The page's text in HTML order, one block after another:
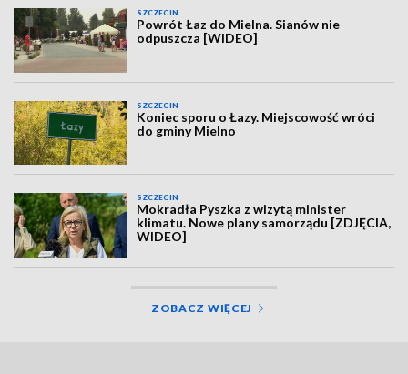
SZCZECIN
Powrót Łaz do Mielna. Sianów nie
odpuszcza [WIDEO]
SZCZECIN
Koniec sporu o Łazy. Miejscowość wróci
do gminy Mielno
SZCZECIN
Mokradła Pyszka z wizytą minister
klimatu. Nowe plany samorządu [ZDJĘCIA,
WIDEO]
ZOBACZ WIĘCEJ